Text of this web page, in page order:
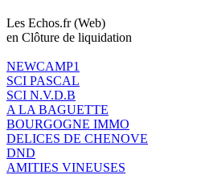
Les Echos.fr (Web)
en Clôture de liquidation
NEWCAMP1
SCI PASCAL
SCI N.V.D.B
A LA BAGUETTE
BOURGOGNE IMMO
DELICES DE CHENOVE
DND
AMITIES VINEUSES